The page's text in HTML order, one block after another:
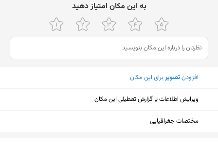
ﺑﻪ اﯾﻦ ﻣﮑﺎن اﻣﺘﯿﺎز دﻫﯿﺪ
افزودنتصویربرای این مکان
ویرایش اطلاعات یا گزارش تعطیلی این مکان
مختصات جغرافیایی